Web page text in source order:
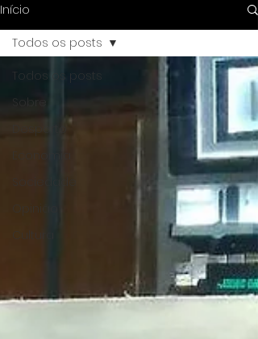
Documentais do Alentejo, onde
solidariamente integrou sempre
os órgãos sociais, sem qualquer
destaque, e fraternalmente
ofereceu espectáculos, para
angariação de fundos, tanto à
Casa do Alentejo – quando integ
Início
Todos os posts
Sobre
Desporto
Opinião
Cultura
Todos os posts